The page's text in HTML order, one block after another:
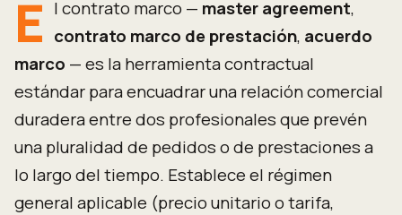
E l contrato marco — master agreement,
contrato marco de prestación, acuerdo
marco — es la herramienta contractual
estándar para encuadrar una relación comercial
duradera entre dos profesionales que prevén
una pluralidad de pedidos o de prestaciones a
lo largo del tiempo. Establece el régimen
general aplicable (precio unitario o tarifa,